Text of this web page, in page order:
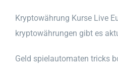
Kryptowährung Kurse Live
kryptowährungen gibt es
Geld spielautomaten tricks